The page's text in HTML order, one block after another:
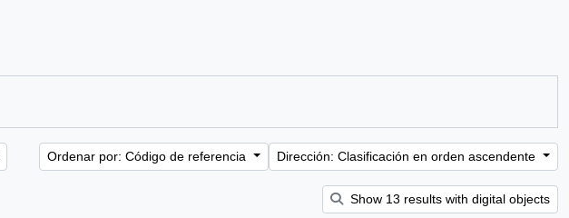
Ordenar por: Código de referencia Dirección: Clasificación en orden ascendente
Show 13 results with digital objects